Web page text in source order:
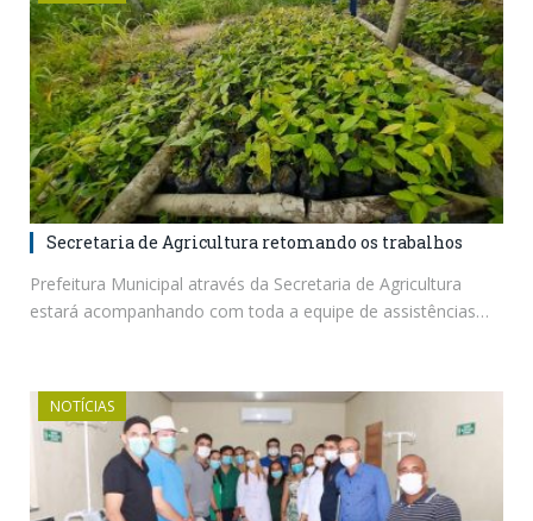
Secretaria de Agricultura retomando os trabalhos
Prefeitura Municipal através da Secretaria de Agricultura
estará acompanhando com toda a equipe de assistências…
NOTÍCIAS